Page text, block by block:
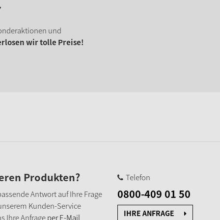
und
wir tolle Preise!
Produkten?
Antwort auf Ihre Frage
Kunden-Service
Ihre Anfrageper E-Mail
Telefon
0800-409 01 50
IHRE ANFRAGE